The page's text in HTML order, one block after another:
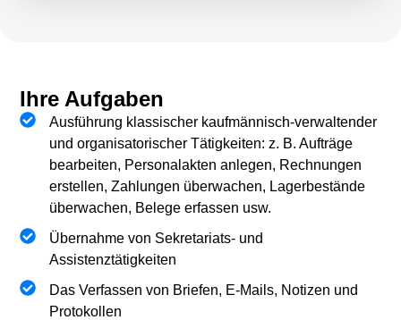
Ihre Aufgaben
Ausführung klassischer kaufmännisch-verwaltender
und organisatorischer Tätigkeiten: z. B. Aufträge
bearbeiten, Personalakten anlegen, Rechnungen
erstellen, Zahlungen überwachen, Lagerbestände
überwachen, Belege erfassen usw.
Übernahme von Sekretariats- und
Assistenztätigkeiten
Das Verfassen von Briefen, E-Mails, Notizen und
Protokollen